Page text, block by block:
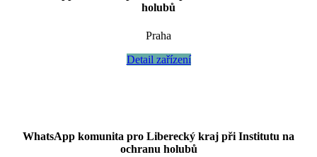
holubů
Praha
Detail zařízení
WhatsApp komunita pro Liberecký kraj při Institutu na
ochranu holubů